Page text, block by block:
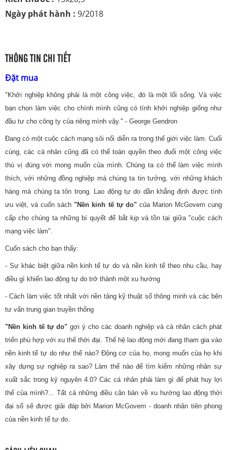
Ngày phát hành : 9/2018
THÔNG TIN CHI TIẾT
Đặt mua
"Khởi nghiệp không phải là một công việc, đó là một lối sống. Và việc
bạn chọn làm việc cho chính mình cũng có tính khởi nghiệp giống như
đầu tư cho công ty của riêng mình vậy." - George Gendron
Đang có một cuộc cách mạng sôi nổi diễn ra trong thế giới việc làm. Cuối
cùng, các cá nhân cũng đã có thể toàn quyền theo đuổi một công việc
thú vị đúng với mong muốn của mình. Chúng ta có thể làm việc mình
thích, với những đồng nghiệp mà chúng ta tin tưởng, với những khách
hàng mà chúng ta tôn trọng. Lao động tự do dần khẳng định được tính
ưu việt, và cuốn sách"Nền kinh tế tự do"của Marion McGovern cung
cấp cho chúng ta những bí quyết để bắt kịp và tồn tại giữa "cuộc cách
mạng việc làm".
Cuốn sách cho bạn thấy:
- Sự khác biệt giữa nền kinh tế tự do và nền kinh tế theo nhu cầu, hay
điều gì khiến lao động tự do trở thành một xu hướng
- Cách làm việc tốt nhất với nền tảng kỹ thuật số thông minh và các bên
tư vấn trung gian truyền thống
"Nền kinh tế tự do" gợi ý cho các doanh nghiệp và cá nhân cách phát
triển phù hợp với xu thế thời đại. Thế hệ lao động mới đang tham gia vào
nền kinh tế tự do như thế nào? Động cơ của họ, mong muốn của họ khi
xây dựng sự nghiệp ra sao? Làm thế nào để tìm kiếm những nhân sự
xuất sắc trong kỷ nguyên 4.0? Các cá nhân phải làm gì để phát huy lợi
thế của mình?... Tất cả những điều căn bản về xu hướng lao động thời
đại số sẽ được giải đáp bởi Marion McGovern - doanh nhân tiên phong
của nền kinh tế tự do.